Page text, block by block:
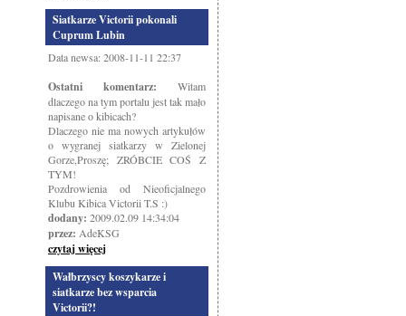
Siatkarze Victorii pokonali
Cuprum Lubin
Data newsa: 2008-11-11 22:37
Ostatni komentarz: Witam
dlaczego na tym portalu jest tak mało
napisane o kibicach?
Dlaczego nie ma nowych artykułów
o wygranej siatkarzy w Zielonej
Gorze,Proszę; ZRÓBCIE COŚ Z
TYM!
Pozdrowienia od Nieoficjalnego
Klubu Kibica Victorii T.S :)
dodany: 2009.02.09 14:34:04
przez: AdeKSG
czytaj więcej
Wałbrzyscy koszykarze i
siatkarze bez wsparcia
Victorii?!